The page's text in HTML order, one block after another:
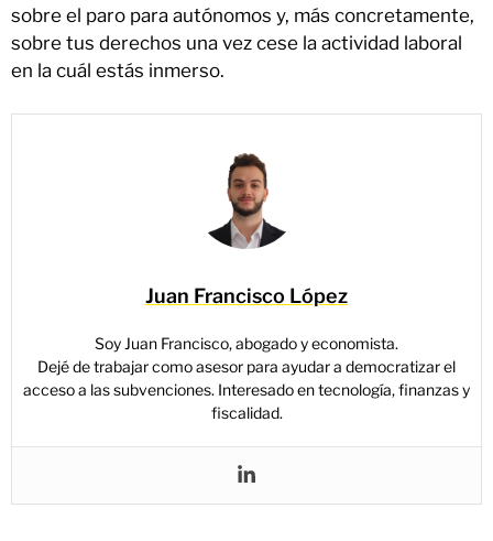
sobre el paro para autónomos y, más concretamente,
sobre tus derechos una vez cese la actividad laboral
en la cuál estás inmerso.
Juan Francisco López
Soy Juan Francisco, abogado y economista.
Dejé de trabajar como asesor para ayudar a democratizar el
acceso a las subvenciones. Interesado en tecnología, finanzas y
fiscalidad.